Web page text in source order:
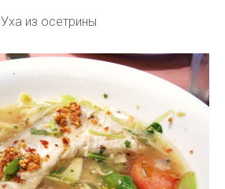
Уха из осетрины